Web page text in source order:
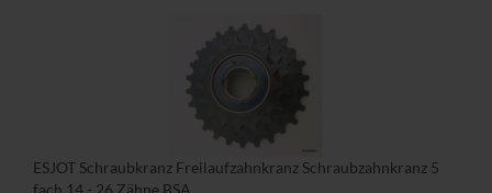
ESJOT Schraubkranz Freilaufzahnkranz Schraubzahnkranz 5
fach 14 - 26 Zähne BSA